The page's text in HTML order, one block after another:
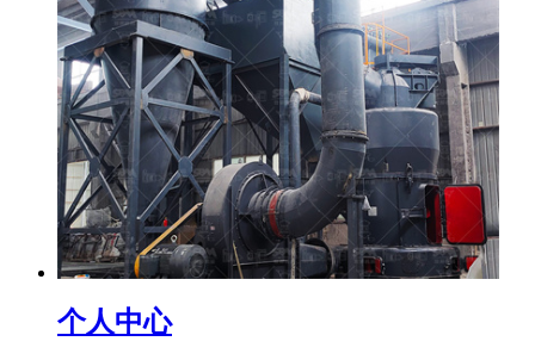
个人中心